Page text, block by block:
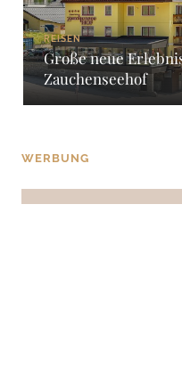
REISEN
Große neue
Zauchenseehof
WERBUNG